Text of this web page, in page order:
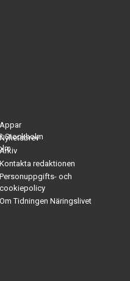
Stockholm
Appar
Nyhetsbrev
Arkiv
Kontakta redaktionen
Personuppgifts- och
cookiepolicy
Om Tidningen Näringslivet